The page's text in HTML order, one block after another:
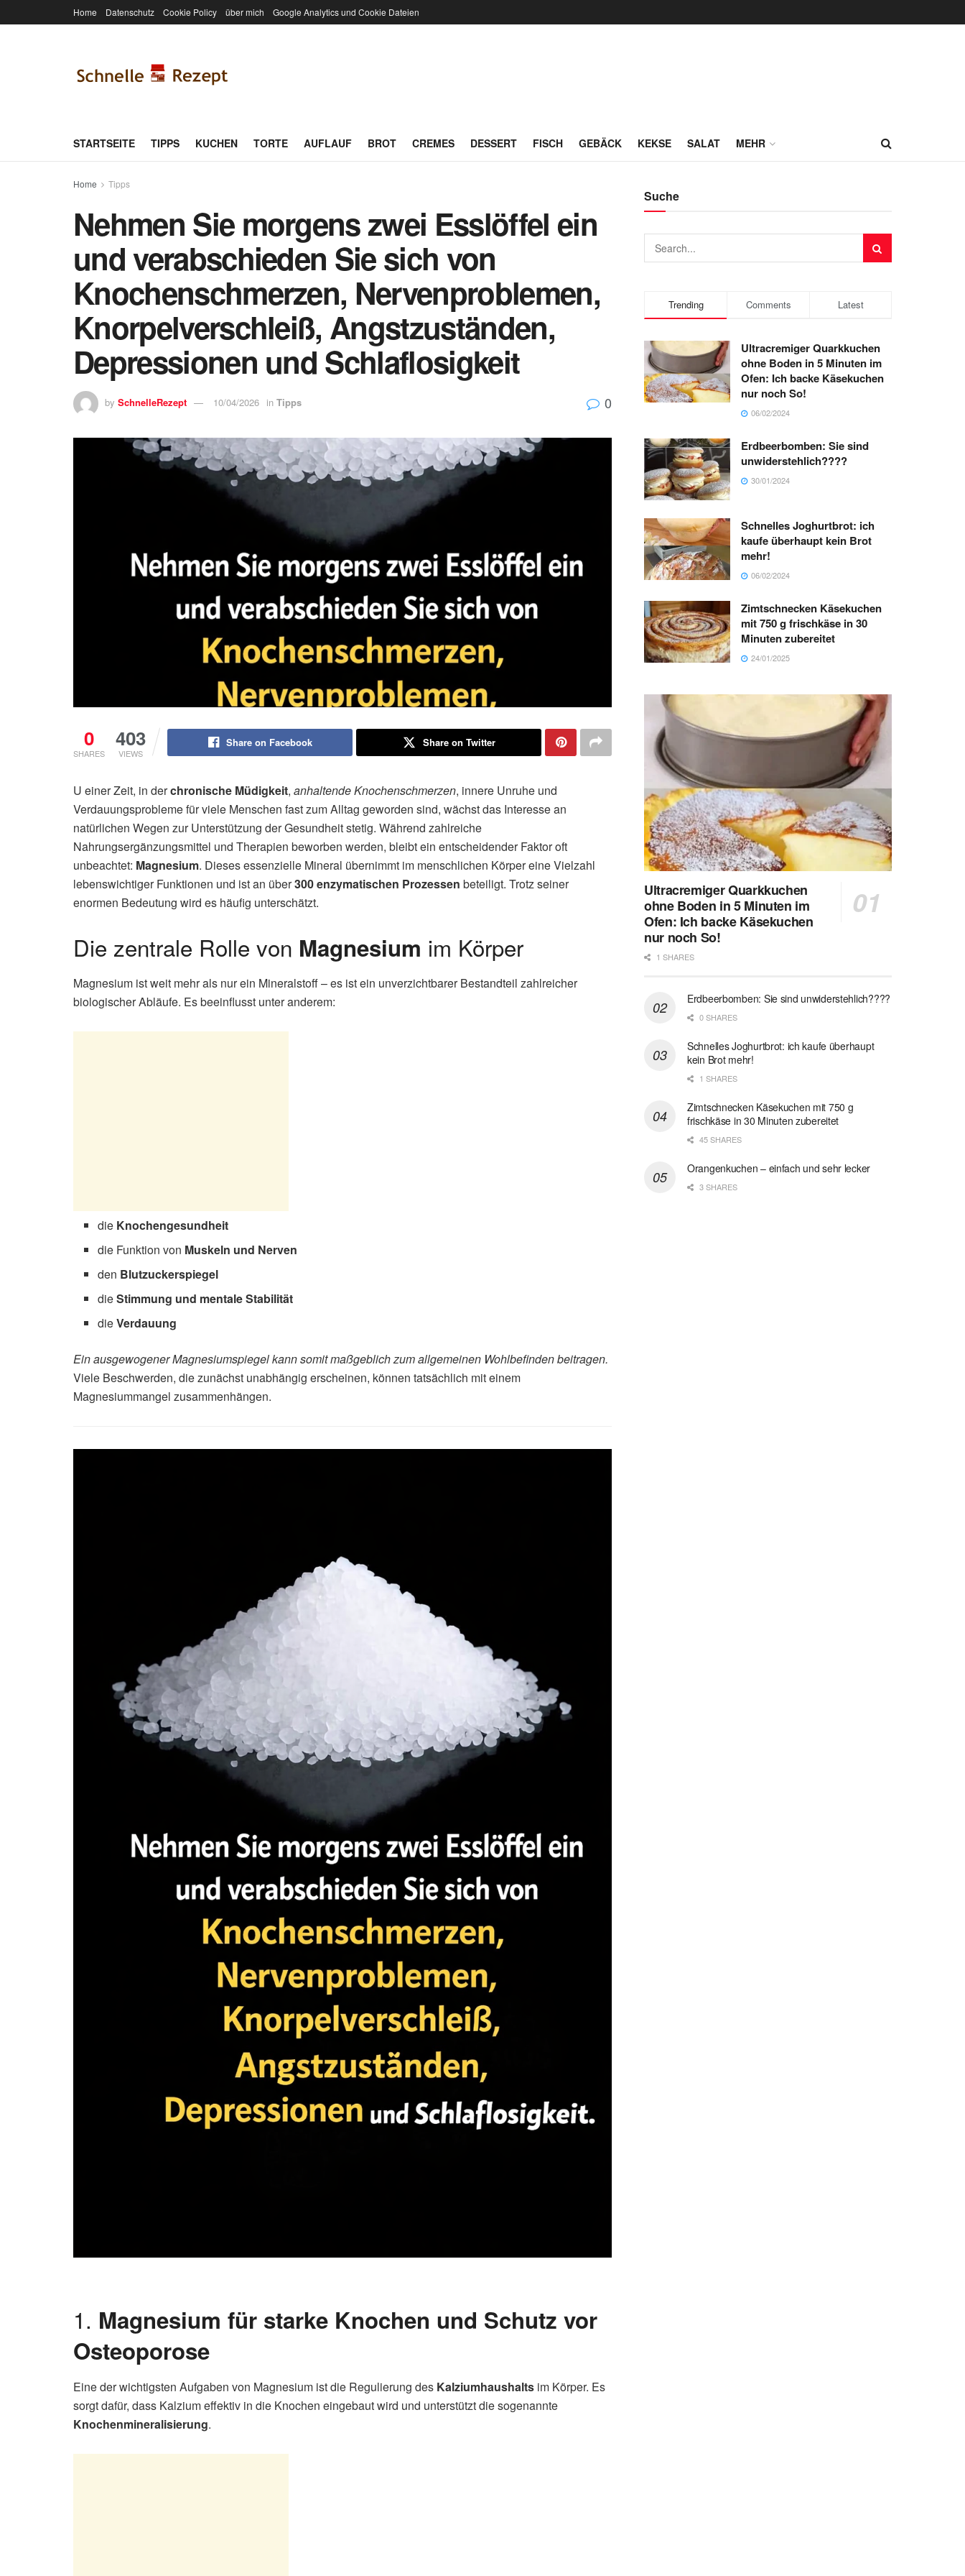
Home Datenschutz Cookie Policy über mich Google Analytics und Cookie Dateien
STARTSEITE TIPPS KUCHEN TORTE AUFLAUF BROT CREMES DESSERT FISCH GEBÄCK KEKSE SALAT MEHR
Home Tipps
Nehmen Sie morgens zwei Esslöffel ein
und verabschieden Sie sich von
Knochenschmerzen, Nervenproblemen,
Knorpelverschleiß, Angstzuständen,
Depressionen und Schlaflosigkeit
by SchnelleRezept 10/04/2026 in Tipps 0
0
SHARES
403
VIEWS
Share on Facebook Share on Twitter
U einer Zeit, in derchronische Müdigkeit, anhaltende Knochenschmerzen, innere Unruhe und
Verdauungsprobleme für viele Menschen fast zum Alltag geworden sind, wächst das Interesse an
natürlichen Wegen zur Unterstützung der Gesundheit stetig. Während zahlreiche
Nahrungsergänzungsmittel und Therapien beworben werden, bleibt ein entscheidender Faktor oft
unbeachtet: Magnesium. Dieses essenzielle Mineral übernimmt im menschlichen Körper eine Vielzahl
lebenswichtiger Funktionen und ist an über300 enzymatischen Prozessen beteiligt. Trotz seiner
enormen Bedeutung wird es häufig unterschätzt.
Die zentrale Rolle von Magnesium im Körper
Magnesium ist weit mehr als nur ein Mineralstoff – es ist ein unverzichtbarer Bestandteil zahlreicher
biologischer Abläufe. Es beeinflusst unter anderem:
die Knochengesundheit
die Funktion von Muskeln und Nerven
den Blutzuckerspiegel
dieStimmung und mentale Stabilität
dieVerdauung
Ein ausgewogener Magnesiumspiegel kann somit maßgeblich zum allgemeinen Wohlbefinden beitragen.
Viele Beschwerden, die zunächst unabhängig erscheinen, können tatsächlich mit einem
Magnesiummangel zusammenhängen.
1. Magnesium für starke Knochen und Schutz vor
Osteoporose
Eine der wichtigsten Aufgaben von Magnesium ist die Regulierung des Kalziumhaushalts im Körper. Es
sorgt dafür, dass Kalzium effektiv in die Knochen eingebaut wird und unterstützt die sogenannte
Knochenmineralisierung.
Suche
Trending Comments Latest
Ultracremiger Quarkkuchen
ohne Boden in 5 Minuten im
Ofen: Ich backe Käsekuchen
nur noch So!
06/02/2024
Erdbeerbomben: Sie sind
unwiderstehlich????
30/01/2024
Schnelles Joghurtbrot: ich
kaufe überhaupt kein Brot
mehr!
06/02/2024
Zimtschnecken Käsekuchen
mit 750 g frischkäse in 30
Minuten zubereitet
24/01/2025
Ultracremiger Quarkkuchen
ohne Boden in 5 Minuten im
Ofen: Ich backe Käsekuchen
nur noch So!
1 SHARES
Erdbeerbomben: Sie sind unwiderstehlich????
0 SHARES
Schnelles Joghurtbrot: ich kaufe überhaupt
kein Brot mehr!
1 SHARES
Zimtschnecken Käsekuchen mit 750 g
frischkäse in 30 Minuten zubereitet
45 SHARES
Orangenkuchen – einfach und sehr lecker
3 SHARES